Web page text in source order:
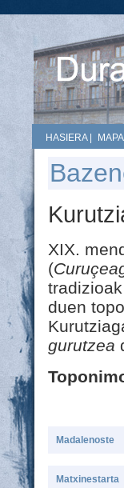
HASIERA| MAPA|
XIX.
(
duen
gurutzea
Madalenoste
Matxinestarta